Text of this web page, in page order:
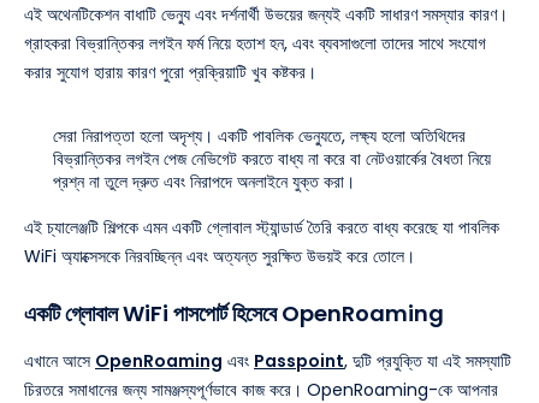
এই অথেনটিকেশন বাধাটি ভেন্যু এবং দর্শনার্থী উভয়ের জন্যই একটি সাধারণ সমস্যার কারণ।
গ্রাহকরা বিভ্রান্তিকর লগইন ফর্ম নিয়ে হতাশ হন, এবং ব্যবসাগুলো তাদের সাথে সংযোগ
করার সুযোগ হারায় কারণ পুরো প্রক্রিয়াটি খুব কষ্টকর।
সেরা নিরাপত্তা হলো অদৃশ্য। একটি পাবলিক ভেন্যুতে, লক্ষ্য হলো অতিথিদের
বিভ্রান্তিকর লগইন পেজ নেভিগেট করতে বাধ্য না করে বা নেটওয়ার্কের বৈধতা নিয়ে
প্রশ্ন না তুলে দ্রুত এবং নিরাপদে অনলাইনে যুক্ত করা।
এই চ্যালেঞ্জটি শিল্পকে এমন একটি গ্লোবাল স্ট্যান্ডার্ড তৈরি করতে বাধ্য করেছে যা পাবলিক
WiFi অ্যাক্সেসকে নিরবচ্ছিন্ন এবং অত্যন্ত সুরক্ষিত উভয়ই করে তোলে।
একটি গ্লোবাল WiFi পাসপোর্ট হিসেবে OpenRoaming
এখানে আসে OpenRoaming এবং Passpoint, দুটি প্রযুক্তি যা এই সমস্যাটি
চিরতরে সমাধানের জন্য সামঞ্জস্যপূর্ণভাবে কাজ করে। OpenRoaming-কে আপনার